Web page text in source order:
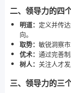
二、领导力的四
明道： 定义并传
向。
取势： 敏锐洞察
优术： 通过完善
树人： 关注人才
三、领导力的三